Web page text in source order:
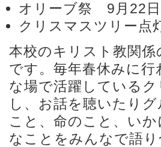
オリーブ祭 9月22
クリスマスツリー
本校のキリスト教関
です。毎年春休みに
な場で活躍している
し、お話を聴いたり
こと、命のこと、い
なことをみんなで語り